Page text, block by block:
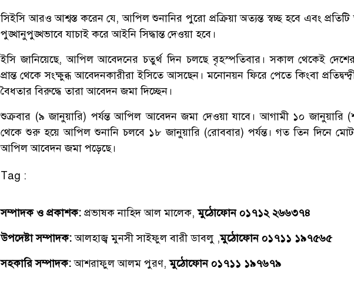
সিইসি আরও আশ্বস্ত করেন যে, আপিল শুনানির পুরো প্রক্রিয়া অত্যন্ত স্বচ্ছ হবে এবং
পুঙ্খানুপুঙ্খভাবে যাচাই করে আইনি সিদ্ধান্ত দেওয়া হবে।
ইসি জানিয়েছে, আপিল আবেদনের চতুর্থ দিন চলছে বৃহস্পতিবার। সকাল থেকেই দেশের
প্রান্ত থেকে সংক্ষুব্ধ আবেদনকারীরা ইসিতে আসছেন। মনোনয়ন ফিরে পেতে কিংবা প্রতিদ্বন্দ্বী
বৈধতার বিরুদ্ধে তারা আবেদন জমা দিচ্ছেন।
শুক্রবার (৯ জানুয়ারি) পর্যন্ত আপিল আবেদন জমা দেওয়া যাবে। আগামী ১০ জানুয়ারি
থেকে শুরু হয়ে আপিল শুনানি চলবে ১৮ জানুয়ারি (রোববার) পর্যন্ত। গত তিন দিনে
আপিল আবেদন জমা পড়েছে।
Tag :
সম্পাদক ও প্রকাশক: প্রভাষক নাহিদ আল মালেক,মুঠোফোন ০১৭১২ ২৬৬৩৭৪
উপদেষ্টা সম্পাদক:আলহাজ্ব মুনসী সাইফুল বারী ডাবলু ,মুঠোফোন ০১৭১১ ১৯৭৫৬৫
সহকারি সম্পাদক:আশরাফুল আলম পুরণ,মুঠোফোন ০১৭১১ ১৯৭৬৭৯